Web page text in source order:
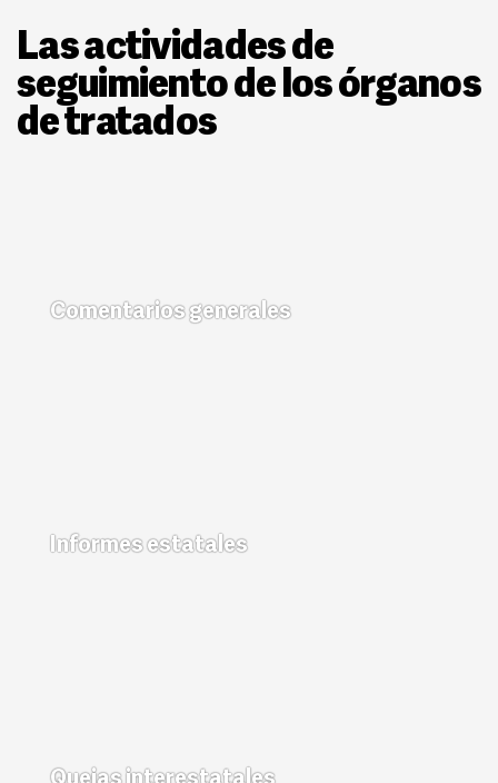
Las actividades de
seguimiento de los órganos
de tratados
Comentarios generales
Informes estatales
Quejas interestatales